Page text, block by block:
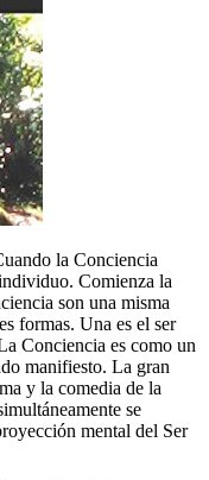
la Conciencia
Comienza la
son una misma
formas. Una es el ser
Conciencia es como un
manifiesto. La gran
y la comedia de la
se
mental del Ser